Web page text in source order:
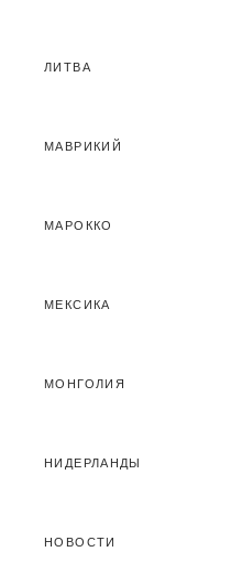
ЛИТВА
МАВРИКИЙ
МАРОККО
МЕКСИКА
МОНГОЛИЯ
НИДЕРЛАНДЫ
НОВОСТИ